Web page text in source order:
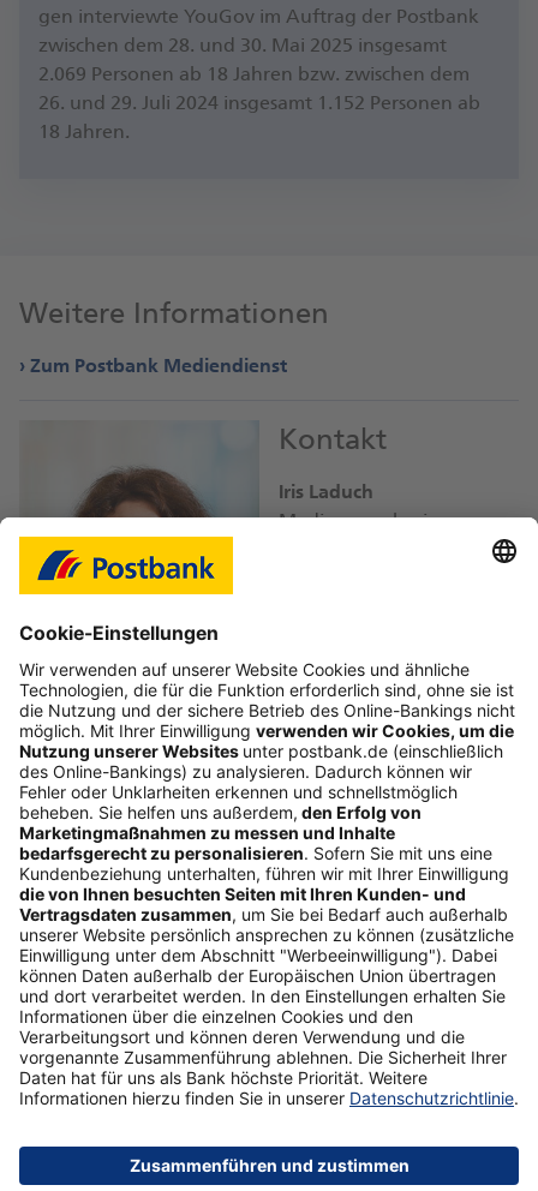
gen in­ter­view­te You­Gov im Auf­trag der Postbank
zwi­schen dem 28. und 30. Mai 2025 ins­ge­samt
2.069 Per­so­nen ab 18 Jah­ren bzw. zwi­schen dem
26. und 29. Ju­li 2024 ins­ge­samt 1.152 Per­so­nen ab
18 Jah­ren.
Weitere Informationen
Zum Postbank Mediendienst
Kontakt
Iris Laduch
Mediensprecherin
Folgen Sie uns
Postbank Newsletter
E-Mail-Adresse Abonnieren